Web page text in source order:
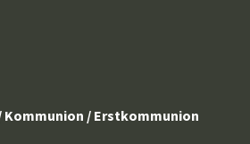
Kommunion / Erstkommunion